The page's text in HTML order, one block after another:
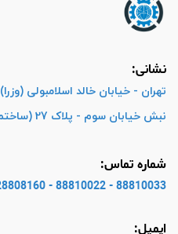
نشانی:
تهران - خیابان خالد اسلامبولی (وزرا)
نبش خیابان سوم - پلاک 27 (ساختمان 222) - واحد 4
شماره تماس:
88810033 - 88810022 - 09128808160
ایمیل: